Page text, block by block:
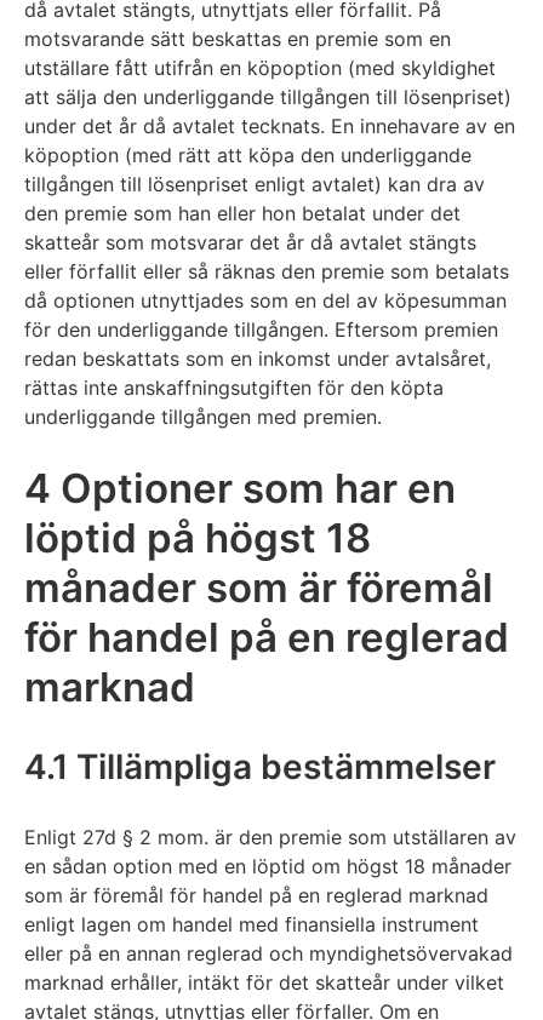
då avtalet stängts, utnyttjats eller förfallit. På
motsvarande sätt beskattas en premie som en
utställare fått utifrån en köpoption (med skyldighet
att sälja den underliggande tillgången till lösenpriset)
under det år då avtalet tecknats. En innehavare av en
köpoption (med rätt att köpa den underliggande
tillgången till lösenpriset enligt avtalet) kan dra av
den premie som han eller hon betalat under det
skatteår som motsvarar det år då avtalet stängts
eller förfallit eller så räknas den premie som betalats
då optionen utnyttjades som en del av köpesumman
för den underliggande tillgången. Eftersom premien
redan beskattats som en inkomst under avtalsåret,
rättas inte anskaffningsutgiften för den köpta
underliggande tillgången med premien.
4 Optioner som har en
löptid på högst 18
månader som är föremål
för handel på en reglerad
marknad
4.1 Tillämpliga bestämmelser
Enligt 27d § 2 mom. är den premie som utställaren av
en sådan option med en löptid om högst 18 månader
som är föremål för handel på en reglerad marknad
enligt lagen om handel med finansiella instrument
eller på en annan reglerad och myndighetsövervakad
marknad erhåller, intäkt för det skatteår under vilket
avtalet stängs, utnyttjas eller förfaller. Om en